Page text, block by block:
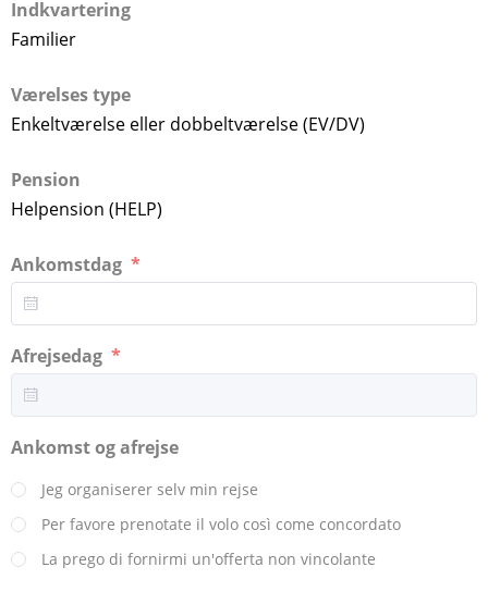
Indkvartering
Familier
Værelses type
Enkeltværelse eller dobbeltværelse (EV/DV)
Pension
Helpension (HELP)
Ankomstdag
Afrejsedag
Ankomst og afrejse
Jeg organiserer selv min rejse
Per favore prenotate il volo così come concordato
La prego di fornirmi un'offerta non vincolante